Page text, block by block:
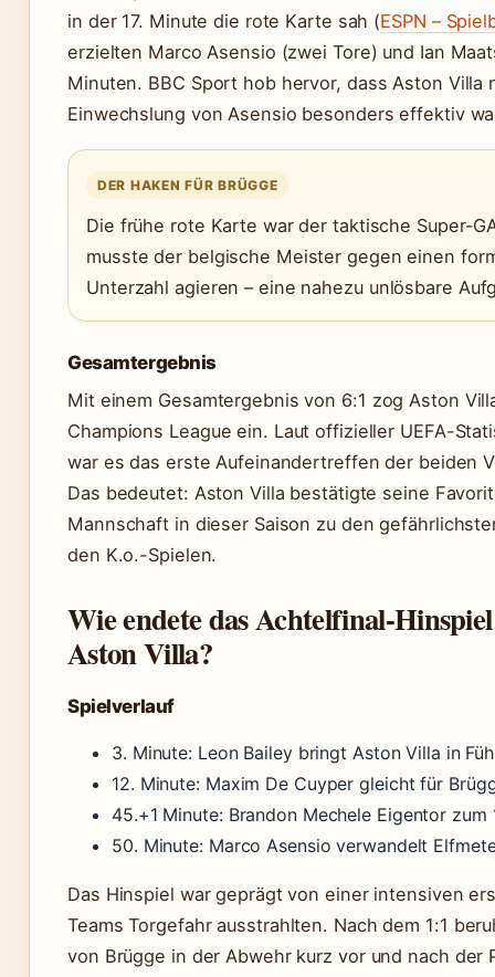
in der 17. Minute die rote Karte sah (ESPN –
erzielten Marco Asensio (zwei Tore) und Ian
Minuten. BBC Sport hob hervor, dass Aston Villa
Einwechslung von Asensio besonders effektiv
DER HAKEN FÜR BRÜGGE
Die frühe rote Karte war der taktische Super-
musste der belgische Meister gegen einen
Unterzahl agieren – eine nahezu unlösbare
Gesamtergebnis
Mit einem Gesamtergebnis von 6:1 zog Aston
Champions League ein. Laut offizieller UEFA-
war es das erste Aufeinandertreffen der beiden
Das bedeutet: Aston Villa bestätigte seine
Mannschaft in dieser Saison zu den
den K.o.-Spielen.
Wie endete das Achtelfinal-
Aston Villa?
Spielverlauf
3. Minute: Leon Bailey bringt Aston Villa in
12. Minute: Maxim De Cuyper gleicht für
45.+1 Minute: Brandon Mechele Eigentor zum
50. Minute: Marco Asensio verwandelt
Das Hinspiel war geprägt von einer intensiven
Teams Torgefahr ausstrahlten. Nach dem 1:1
von Brügge in der Abwehr kurz vor und nach der